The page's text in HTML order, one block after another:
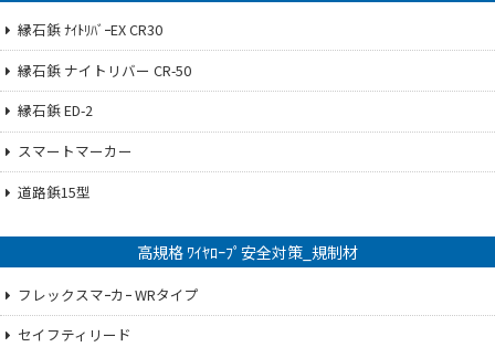
縁石鋲 ﾅｲﾄﾘﾊﾞｰEX CR30
縁石鋲 ナイトリバー CR-50
縁石鋲 ED-2
スマートマーカー
道路鋲15型
高規格 ﾜｲﾔﾛｰﾌﾟ安全対策_規制材
フレックスマｰカｰ WRタイプ
セイフティリード